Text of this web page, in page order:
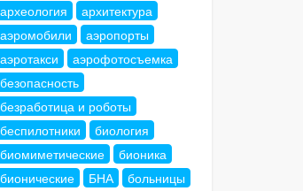
археология
архитектура
аэромобили
аэропорты
аэротакси
аэрофотосъемка
безопасность
безработица и роботы
беспилотники
биология
биомиметические
бионика
бионические
БНА
больницы